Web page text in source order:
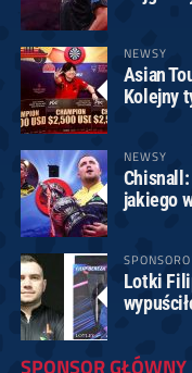
NEWSY
Asian
Kolejny
NEWSY
jakiego
Lotki
SPONSOR GŁÓWNY